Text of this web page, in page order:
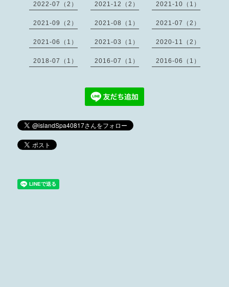
2022-07（2） 2021-12（2） 2021-10（1）
2021-09（2） 2021-08（1） 2021-07（2）
2021-06（1） 2021-03（1） 2020-11（2）
2018-07（1） 2016-07（1） 2016-06（1）